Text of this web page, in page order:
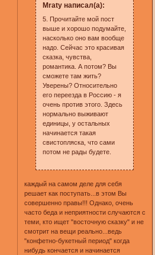
Mraty написал(а):
5. Прочитайте мой пост
выше и хорошо подумайте,
насколько оно вам вообще
надо. Сейчас это красивая
сказка, чувства,
романтика. А потом? Вы
сможете там жить?
Уверены? Относительно
его переезда в Россию - я
очень против этого. Здесь
нормально выживают
единицы, у остальных
начинается такая
свистопляска, что сами
потом не рады будете.
каждый на самом деле для себя
решает как поступать...в этом Вы
совершенно правы!!! Однако, очень
часто беда и неприятности случаются с
теми, кто ищет "восточную сказку" и не
смотрит на вещи реально...ведь
"конфетно-букетный период" когда
нибудь кончается и начинается